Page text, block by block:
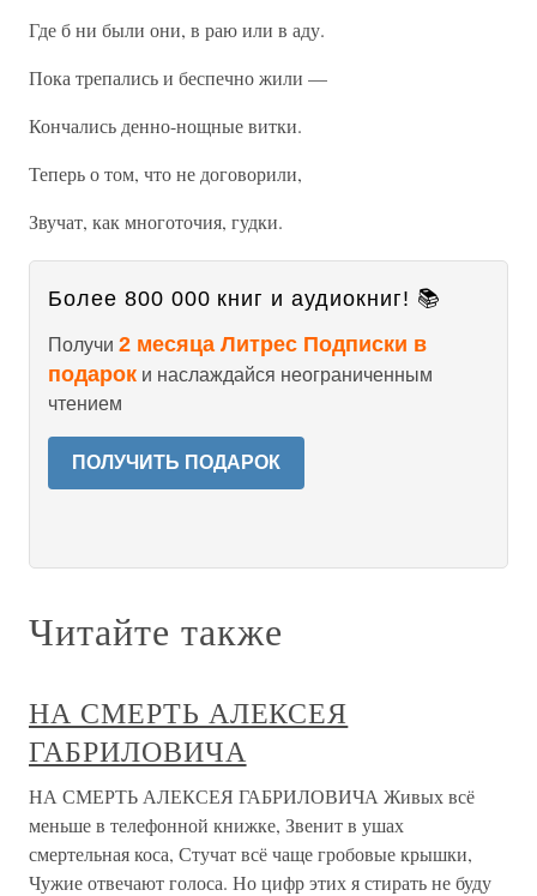
Где б ни были они, в раю или в аду.
Пока трепались и беспечно жили —
Кончались денно-нощные витки.
Теперь о том, что не договорили,
Звучат, как многоточия, гудки.
Более 800 000 книг и аудиокниг! 📚
Получи 2 месяца Литрес Подписки в
подарок и наслаждайся неограниченным
чтением
ПОЛУЧИТЬ ПОДАРОК
Читайте также
НА СМЕРТЬ АЛЕКСЕЯ
ГАБРИЛОВИЧА
НА СМЕРТЬ АЛЕКСЕЯ ГАБРИЛОВИЧА Живых всё
меньше в телефонной книжке, Звенит в ушах
смертельная коса, Стучат всё чаще гробовые крышки,
Чужие отвечают голоса. Но цифр этих я стирать не буду